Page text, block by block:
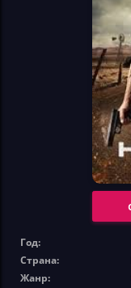
Год:
Страна:
Жанр: